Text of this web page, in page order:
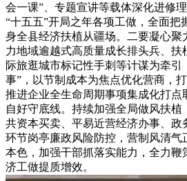
会一课”、专题宣讲等载体深化进修
“十五五”开局之年各项工做，全面把
身全县经济扶植从疆场。二要凝心聚
力地域逾越式高质量成长排头兵、扶
际旅逛城市标记性手刺等计谋为牵引
事”，以节制成本为焦点优化营商，
推进企业全生命周期事项集成化打点
自好守底线。持续加强全局做风扶
共资本买卖、平易近营经济办事、政
环节岗亭廉政风险防控，营制风清气
本色，加强干部抓落实能力，全力鞭
济工做提质增效。